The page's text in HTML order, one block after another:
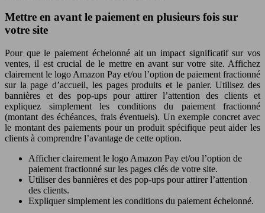
Mettre en avant le paiement en plusieurs fois sur
votre site
Pour que le paiement échelonné ait un impact significatif sur vos
ventes, il est crucial de le mettre en avant sur votre site. Affichez
clairement le logo Amazon Pay et/ou l’option de paiement fractionné
sur la page d’accueil, les pages produits et le panier. Utilisez des
bannières et des pop-ups pour attirer l’attention des clients et
expliquez simplement les conditions du paiement fractionné
(montant des échéances, frais éventuels). Un exemple concret avec
le montant des paiements pour un produit spécifique peut aider les
clients à comprendre l’avantage de cette option.
Afficher clairement le logo Amazon Pay et/ou l’option de
paiement fractionné sur les pages clés de votre site.
Utiliser des bannières et des pop-ups pour attirer l’attention
des clients.
Expliquer simplement les conditions du paiement échelonné.